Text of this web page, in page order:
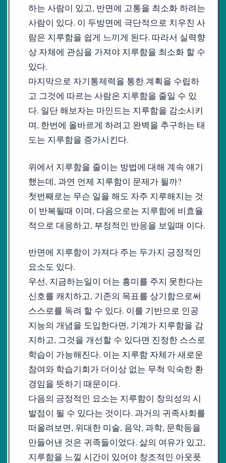
하는 사람이 있고, 반면에 고통을 최소화 하려는
사람이 있다. 이 두방면에 극단적으로 치우친 사
람은 지루함을 쉽게 느끼게 된다. 따라서 실력향
상 자체에 관심을 가져야 지루함을 최소화 할 수
있다.
마지막으로 자기통제력을 통한 계획을 수립하
고 그것에 따르는 사람은 지루함을 줄일 수 있
다. 일단 해보자는 마인드는 지루함을 감소시키
며, 한번에 올바르게 하려고 완벽을 추구하는 태
도는 지루함을 증가시킨다.
위에서 지루함을 줄이는 방법에 대해 계속 얘기
했는데, 과연 언제 지루함이 문제가 될까?
첫번째로는 무슨 일을 해도 자주 지루해지는 것
이 반복될때 이며, 다음으로는 지루함에 비효율
적으로 대응하고, 부정적인 반응을 보일때 이다.
반면에 지루함이 가져다 주는 두가지 긍정적인
요소도 있다.
우선, 지금하는일이 더는 흥미를 주지 못한다는
신호를 캐치하고, 기존의 목표를 상기함으로써
스스로를 독려 할 수 있다. 이를 기반으로 인공
지능의 개념을 도입한다면, 기계가 지루함을 감
지하고, 그것을 개선할 수 있다면 진정한 스스로
학습이 가능해진다. 이는 지루함 자체가 새로운
참여와 학습기회가 더이상 없는 무척 익숙한 환
경임을 뜻하기 때문이다.
다음의 긍정적인 요소는 지루함이 창의성의 시
발점이 될 수 있다는 것이다. 과거의 귀족사회를
떠올려보면, 위대한 미술, 음악, 과학, 문학등을
만들어낸 것은 귀족들이었다. 삶의 여유가 있고,
지루함을 느낄 시간이 있어야 창조적인 아웃풋